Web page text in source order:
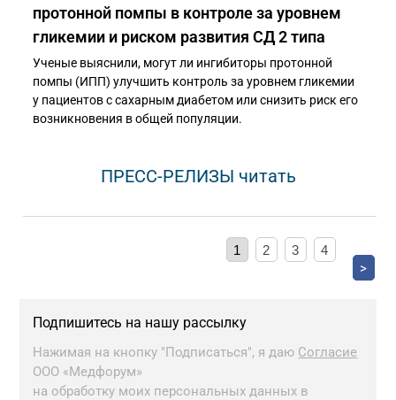
протонной помпы в контроле за уровнем
гликемии и риском развития СД 2 типа
Ученые выяснили, могут ли ингибиторы протонной
помпы (ИПП) улучшить контроль за уровнем гликемии
у пациентов с сахарным диабетом или снизить риск его
возникновения в общей популяции.
ПРЕСС-РЕЛИЗЫ читать
1 2 3 4
>
Подпишитесь на нашу рассылку
Нажимая на кнопку "Подписаться", я даю Согласие
ООО «Медфорум»
на обработку моих персональных данных в